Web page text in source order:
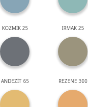
KOZMİK 25 IRMAK 25
ANDEZİT 65 REZENE 300